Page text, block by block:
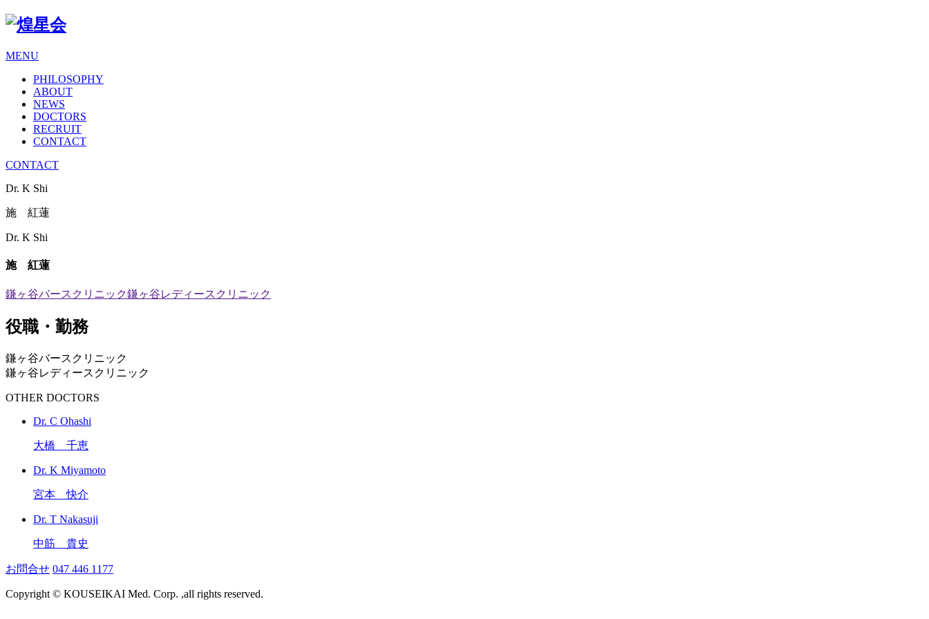
MENU
PHILOSOPHY
ABOUT
NEWS
DOCTORS
RECRUIT
CONTACT
CONTACT
Dr. K Shi
施 紅蓮
Dr. K Shi
施 紅蓮
鎌ヶ谷バースクリニック鎌ヶ谷レディースクリニック
役職・勤務
鎌ヶ谷バースクリニック
鎌ヶ谷レディースクリニック
OTHER DOCTORS
Dr. C Ohashi
大橋 千恵
Dr. K Miyamoto
宮本 快介
Dr. T Nakasuji
中筋 貴史
お問合せ 047 446 1177
Copyright © KOUSEIKAI Med. Corp. ,all rights reserved.